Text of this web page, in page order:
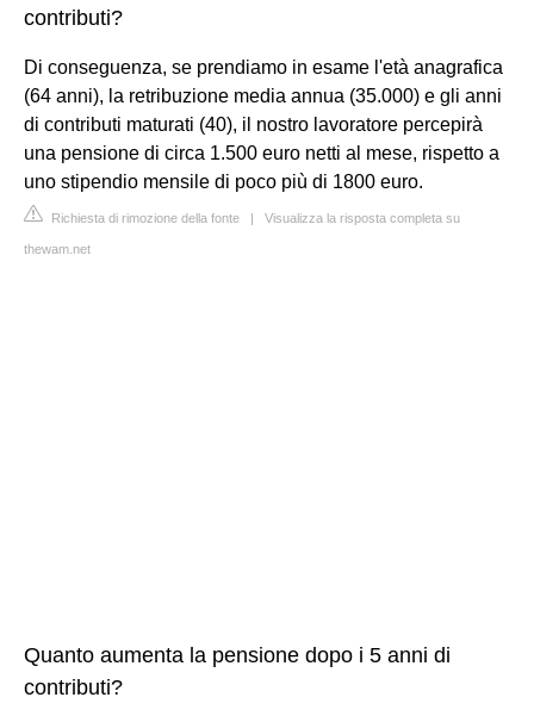
contributi?
Di conseguenza, se prendiamo in esame l'età anagrafica
(64 anni), la retribuzione media annua (35.000) e gli anni
di contributi maturati (40), il nostro lavoratore percepirà
una pensione di circa 1.500 euro netti al mese, rispetto a
uno stipendio mensile di poco più di 1800 euro.
Richiesta di rimozione della fonte | Visualizza la risposta completa su
thewam.net
Quanto aumenta la pensione dopo i 5 anni di
contributi?